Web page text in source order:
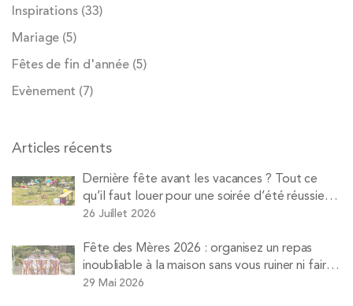
Inspirations (33)
Mariage (5)
Fêtes de fin d'année (5)
Evènement (7)
Articles récents
Dernière fête avant les vacances ? Tout ce
qu’il faut louer pour une soirée d’été réussie
avec Pops
26 Juillet 2026
Fête des Mères 2026 : organisez un repas
inoubliable à la maison sans vous ruiner ni faire
la vaisselle
29 Mai 2026